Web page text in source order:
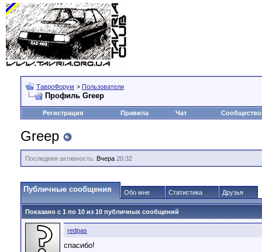
ТавроФорум > Пользователи
Профиль Greep
Регистрация Правила Чат Сообщество
Greep
Последняя активность: Вчера 20:32
Публичные сообщения Обо мне Статистика Друзья
Показано с 1 по 10 из 10 публичных сообщений
redpas
спасибо!